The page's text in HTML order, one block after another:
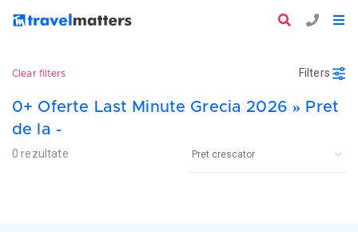
Clear filters Filters
0+ Oferte Last Minute Grecia 2026 » Pret
de la -
0 rezultate